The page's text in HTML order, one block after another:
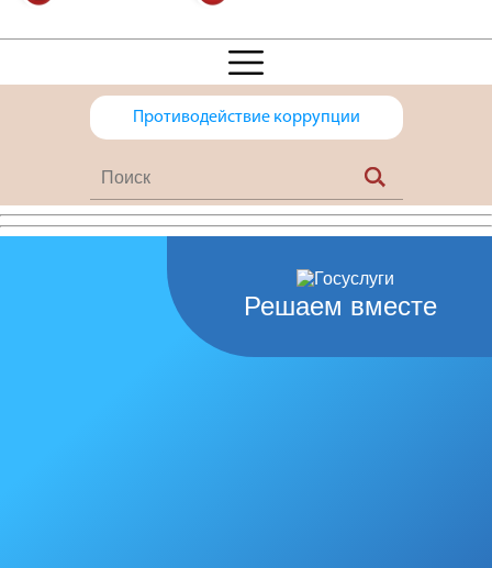
Противодействие коррупции
Решаем вместе